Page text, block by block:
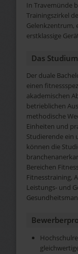
In Travemünde
Trainingszirkel
Gelenkzentrum,
erstklassige
Das Studium
Der duale
einen
akademischen
betrieblichen
methodische
Einheiten und
Studierende ein
können die
Bereichen
Fitnesstraining,
Leistungs- und